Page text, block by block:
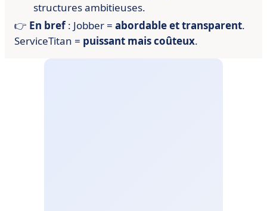
structures ambitieuses.
👉 En bref: Jobber = abordable et transparent.
ServiceTitan = puissant mais coûteux.